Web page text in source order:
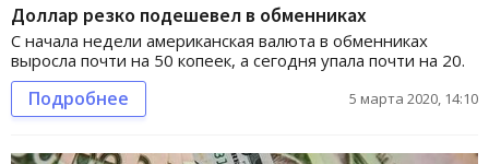
Доллар резко подешевел в обменниках
С начала недели американская валюта в обменниках
выросла почти на 50 копеек, а сегодня упала почти на 20.
Подробнее 5 марта 2020, 14:10